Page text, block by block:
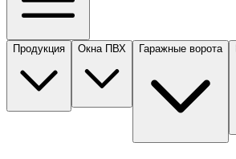
Продукция Окна ПВХ Гаражные ворота